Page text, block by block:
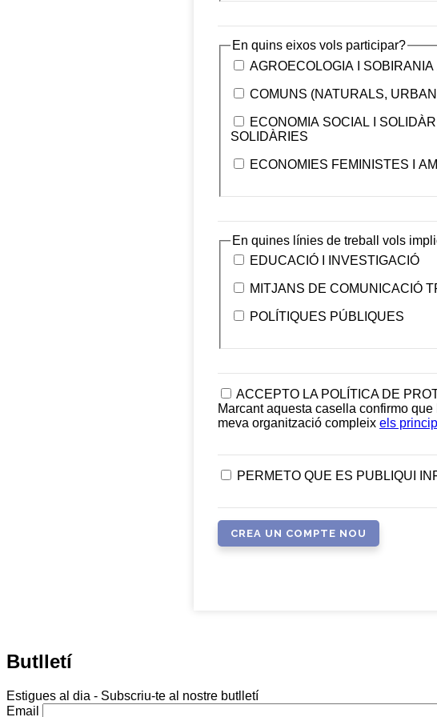
En quins eixos vols participar?
AGROECOLOGIA I
COMUNS (NATURALS,
ECONOMIA SOCIAL I
SOLIDÀRIES
ECONOMIES FEMINISTES I
En quines línies de treball vols
EDUCACIÓ I INVESTIGACIÓ
MITJANS DE COMUNICACIÓ
POLÍTIQUES PÚBLIQUES
ACCEPTO LA POLÍTICA DE
Marcant aquesta casella confirmo
meva organització compleix els
PERMETO QUE ES PUBLIQUI
Butlletí
Estigues al dia - Subscriu-te al nostre butlletí
Email